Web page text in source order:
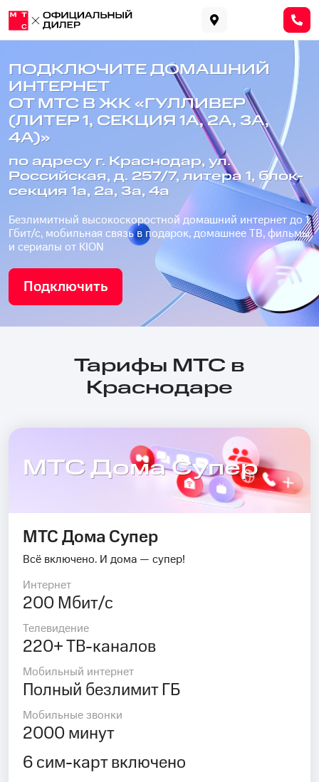
ПОДКЛЮЧИТЕ ДОМАШНИЙ
ИНТЕРНЕТ
ОТ МТС В ЖК «ГУЛЛИВЕР
(ЛИТЕР 1, СЕКЦИЯ 1А, 2А, 3А,
4А)»
по адресу г. Краснодар, ул.
Российская, д. 257/7, литера 1, блок-
секция 1а, 2а, 3а, 4а
Безлимитный высокоскоростной домашний интернет до 1
Гбит/с, мобильная связь в подарок, домашнее ТВ, фильмы
и сериалы от KION
Подключить
Тарифы МТС в
Краснодаре
МТС Дома Супер
МТС Дома Супер
Всё включено. И дома — супер!
Интернет
200 Мбит/с
Телевидение
220+ ТВ-каналов
Мобильный интернет
Полный безлимит ГБ
Мобильные звонки
2000 минут
6 сим-карт включено